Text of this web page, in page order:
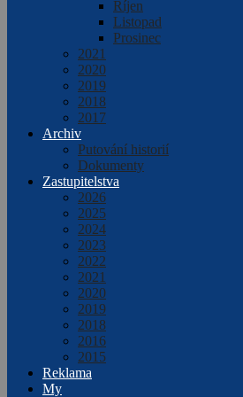
Říjen
Listopad
Prosinec
2021
2020
2019
2018
2017
Archiv
Putování historií
Dokumenty
Zastupitelstva
2026
2025
2024
2023
2022
2021
2020
2019
2018
2016
2015
Reklama
My